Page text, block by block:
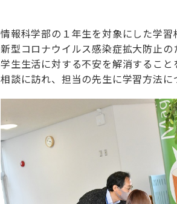
情報科学部の１年生を対象にした学習
新型コロナウイルス感染症拡大防止
学生生活に対する不安を解消するこ
相談に訪れ、担当の先生に学習方法に